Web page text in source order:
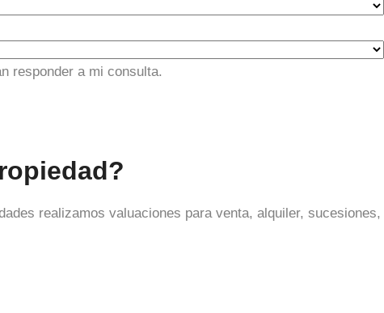
responder a mi consulta.
realizamos valuaciones para venta, alquiler, sucesiones,